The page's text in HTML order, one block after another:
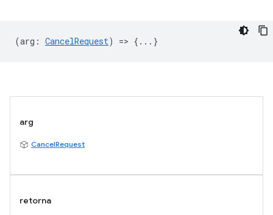
(arg : CancelRequest) => {...}
arg
CancelRequest
retorna